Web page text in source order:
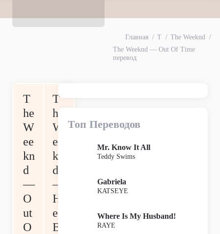
Главная T
The Weeknd
The Weeknd — Out Of Time
перевод
T
he
W
ee
kn
d
—
O
ut
O
T
he
W
ee
kn
d
—
Н
ет
В
Топ Переводов
Mr. Know It All
Teddy Swims
Gabriela
KATSEYE
Where Is My Husband!
RAYE